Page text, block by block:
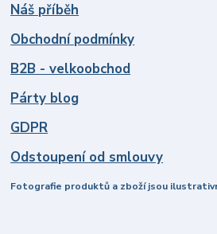
Náš příběh
Obchodní podmínky
B2B - velkoobchod
Párty blog
GDPR
Odstoupení od smlouvy
Fotografie produktů a zboží jsou